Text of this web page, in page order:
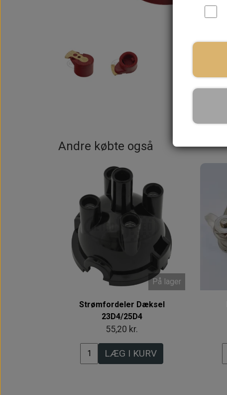
Andre købte også
På lager
Strømfordeler Dæksel
23D4/25D4
55,20 kr.
LÆG I KURV